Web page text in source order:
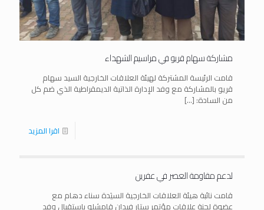
مشاركة سهام قريو في مراسيم الشهداء
قامت الرئيسة المشتركة لهيئة العلاقات الخارجية السيد سهام
قريو بالمشاركة مع وفد الإدارة الذاتية الديمقراطية الذي ضم كل
من السادة: […]
اقرا المزيد
لدعم مقاومة العصر في عفرين
قامت نائبة هيئة العلاقات الخارجية السيَدة سناء دهام مع
عضوة لجنة علاقات مؤتمر ستار فيدان قامشلو باستقبال وفد